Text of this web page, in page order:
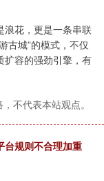
浪花，更是一条串联
古城”的模式，不仅
扩容的强劲引擎，有
不代表本站观点。
台规则不合理加重